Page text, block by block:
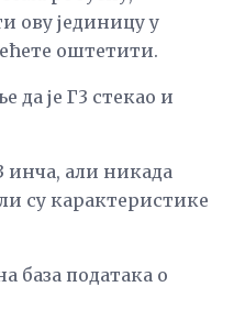
ову јединицу у
оштетити.
да је Г3 стекао и
инча, али никада
су карактеристике
база података о